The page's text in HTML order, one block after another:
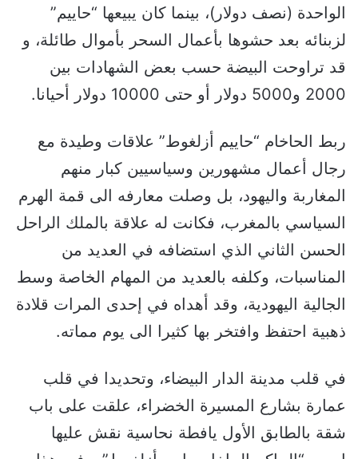
الواحدة (نصف دولار)، بينما كان يبيعها “حاييم”
لزبنائه بعد حشوها بأعمال السحر بأموال طائلة، و
قد تراوحت البيضة حسب بعض الشهادات بين
2000 و5000 دولار أو حتى 10000 دولار أحيانا.
ربط الحاخام “حاييم أزلغوط” علاقات وطيدة مع
رجال أعمال مشهورين وسياسيين كبار منهم
المغاربة واليهود، بل وصلت معارفه الى قمة الهرم
السياسي بالمغرب، فكانت له علاقة بالملك الراحل
الحسن الثاني الذي استضافه في العديد من
المناسبات، وكلفه بالعديد من المهام الخاصة وسط
الجالية اليهودية، وقد أهداه في إحدى المرات قلادة
ذهبية احتفظ وافتخر بها كثيرا الى يوم مماته.
في قلب مدينة الدار البيضاء، وتحديدا في قلب
عمارة بشارع المسيرة الخضراء، علقت على باب
شقة بالطابق الأول يافطة نحاسية نقش عليها